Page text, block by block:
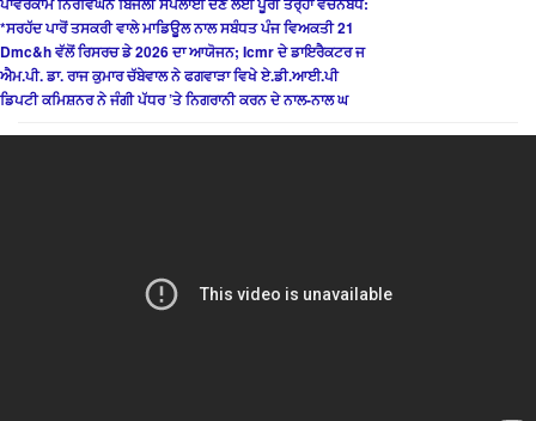
*ਸਰਹੱਦ ਪਾਰੋਂ ਤਸਕਰੀ ਵਾਲੇ ਮਾਡਿਊਲ ਨਾਲ ਸਬੰਧਤ ਪੰਜ ਵਿਅਕਤੀ 21
Dmc&h ਵੱਲੋਂ ਰਿਸਰਚ ਡੇ 2026 ਦਾ ਆਯੋਜਨ; Icmr ਦੇ ਡਾਇਰੈਕਟਰ ਜ
ਐਮ.ਪੀ. ਡਾ. ਰਾਜ ਕੁਮਾਰ ਚੱਬੇਵਾਲ ਨੇ ਫਗਵਾੜਾ ਵਿਖੇ ਏ.ਡੀ.ਆਈ.ਪੀ
ਡਿਪਟੀ ਕਮਿਸ਼ਨਰ ਨੇ ਜੰਗੀ ਪੱਧਰ ’ਤੇ ਨਿਗਰਾਨੀ ਕਰਨ ਦੇ ਨਾਲ-ਨਾਲ ਘ